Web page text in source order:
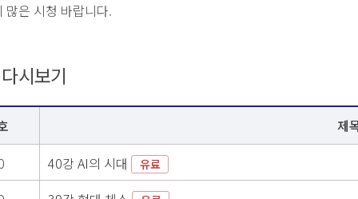
많은 시청 바랍니다.
시보기
제
40강 AI의 시대 유료